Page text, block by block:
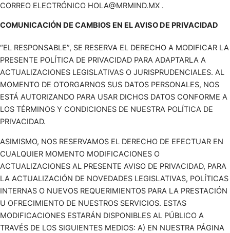
CORREO ELECTRÓNICO HOLA@MRMIND.MX .
COMUNICACIÓN DE CAMBIOS EN EL AVISO DE PRIVACIDAD
“EL RESPONSABLE”, SE RESERVA EL DERECHO A MODIFICAR LA
PRESENTE POLÍTICA DE PRIVACIDAD PARA ADAPTARLA A
ACTUALIZACIONES LEGISLATIVAS O JURISPRUDENCIALES. AL
MOMENTO DE OTORGARNOS SUS DATOS PERSONALES, NOS
ESTÁ AUTORIZANDO PARA USAR DICHOS DATOS CONFORME A
LOS TÉRMINOS Y CONDICIONES DE NUESTRA POLÍTICA DE
PRIVACIDAD.
ASIMISMO, NOS RESERVAMOS EL DERECHO DE EFECTUAR EN
CUALQUIER MOMENTO MODIFICACIONES O
ACTUALIZACIONES AL PRESENTE AVISO DE PRIVACIDAD, PARA
LA ACTUALIZACIÓN DE NOVEDADES LEGISLATIVAS, POLÍTICAS
INTERNAS O NUEVOS REQUERIMIENTOS PARA LA PRESTACIÓN
U OFRECIMIENTO DE NUESTROS SERVICIOS. ESTAS
MODIFICACIONES ESTARÁN DISPONIBLES AL PÚBLICO A
TRAVÉS DE LOS SIGUIENTES MEDIOS: A) EN NUESTRA PÁGINA